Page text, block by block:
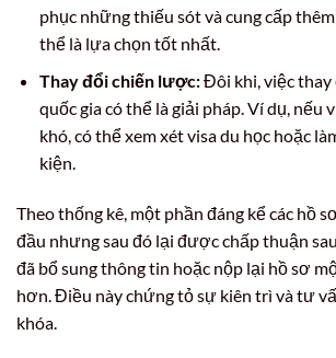
phục những thiếu sót và cung cấp
thể là lựa chọn tốt nhất.
Thay đổi chiến lược:Đôi khi, việc thay
quốc gia có thể là giải pháp. Ví dụ, nếu
khó, có thể xem xét visa du học hoặc
kiện.
Theo thống kê, một phần đáng kể các hồ
đầu nhưng sau đó lại được chấp thuận
đã bổ sung thông tin hoặc nộp lại hồ sơ
hơn. Điều này chứng tỏ sự kiên trì và tư
khóa.